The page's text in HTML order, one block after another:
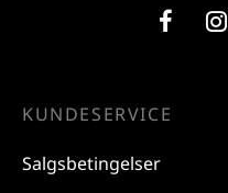
KUNDESERVICE
Salgsbetingelser